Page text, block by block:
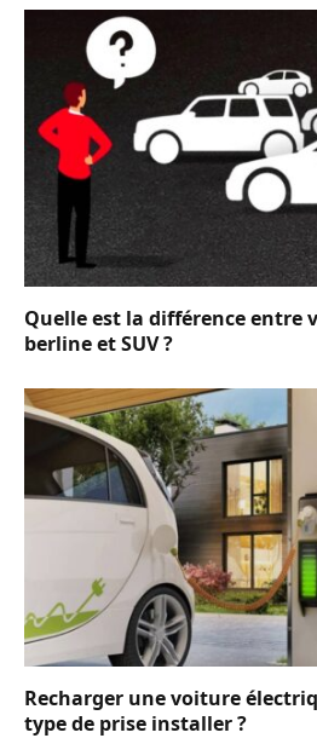
Quelle est la différence entre
berline et SUV ?
Recharger une voiture
type de prise installer ?